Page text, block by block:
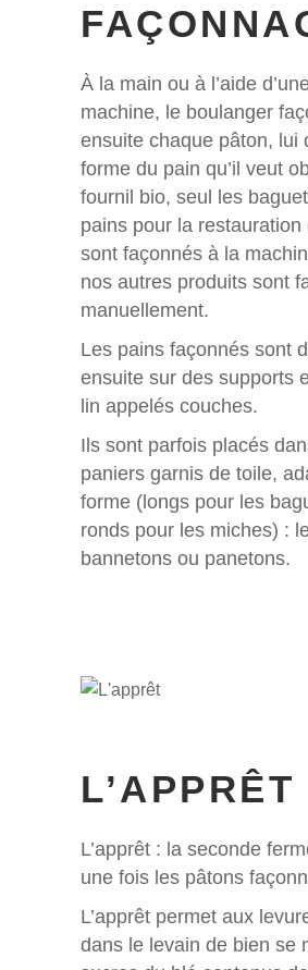
À la main ou à l’aide
machine, le boulanger
ensuite chaque pâton, lui
forme du pain qu’il veut
fournil bio, seul les
pains pour la restauration
sont façonnés à la
nos autres produits sont
manuellement.
Les pains façonnés sont
ensuite sur des supports
lin appelés couches.
Ils sont parfois placés
paniers garnis de toile,
forme (longs pour les
ronds pour les miches) :
bannetons ou panetons.
L’APPRÊT
L’apprêt : la seconde
une fois les pâtons
L’apprêt permet aux
dans le levain de bien se